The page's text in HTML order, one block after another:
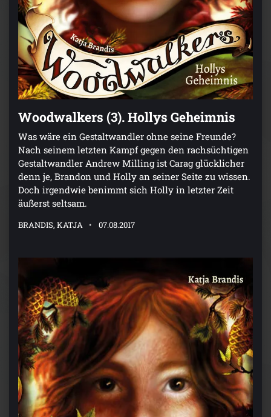
Woodwalkers (3). Hollys Geheimnis
Was wäre ein Gestaltwandler ohne seine Freunde?
Nach seinem letzten Kampf gegen den rachsüchtigen
Gestaltwandler Andrew Milling ist Carag glücklicher
denn je, Brandon und Holly an seiner Seite zu wissen.
Doch irgendwie benimmt sich Holly in letzter Zeit
äußerst seltsam.
BRANDIS, KATJA 07.08.2017